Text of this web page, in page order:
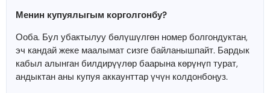
Менин купуялыгым корголгонбу?
Ооба. Бул убактылуу бөлүшүлгөн номер болгондуктан,
эч кандай жеке маалымат сизге байланышпайт. Бардык
кабыл алынган билдирүүлөр баарына көрүнүп турат,
андыктан аны купуя аккаунттар үчүн колдонбоңуз.